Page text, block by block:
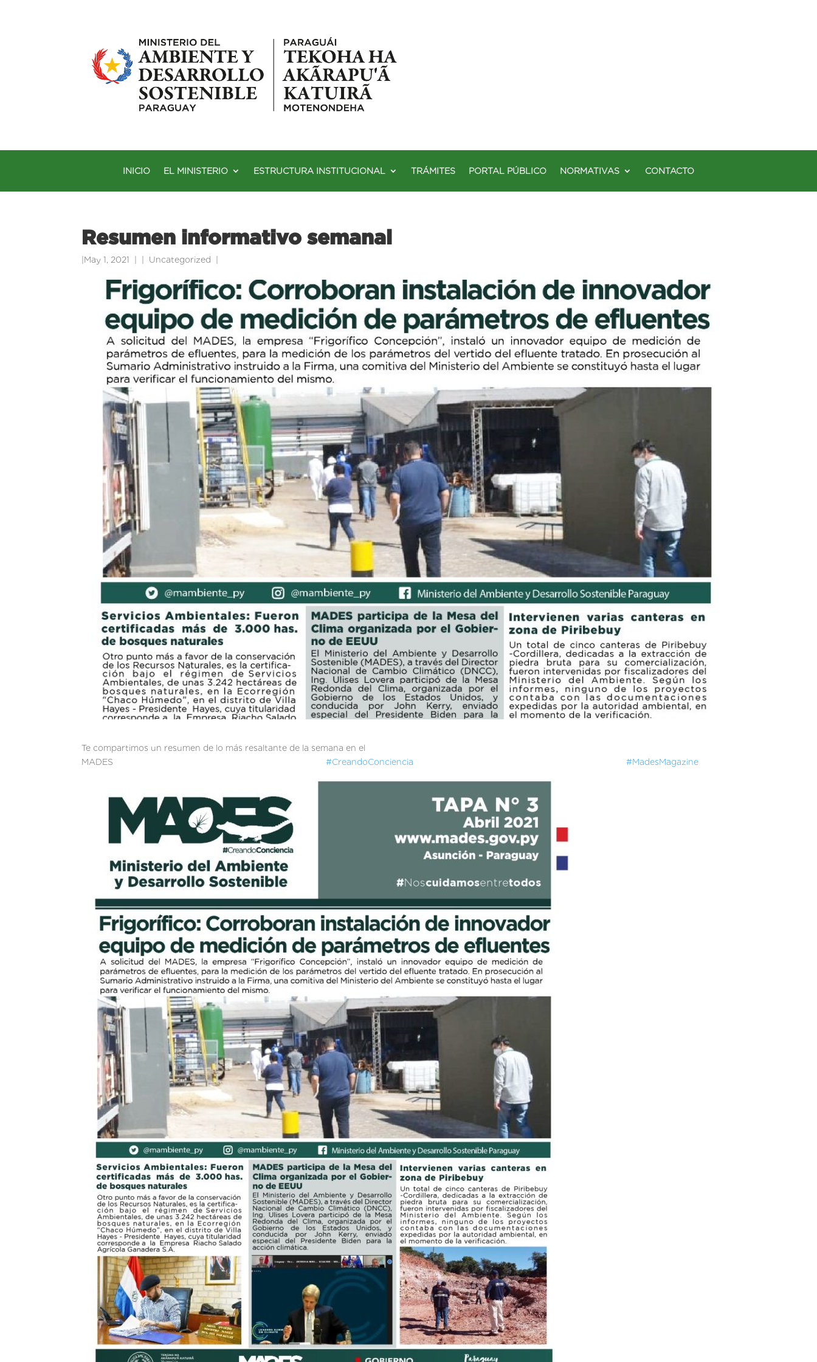
INICIO EL MINISTERIO ESTRUCTURA INSTITUCIONAL TRÁMITES PORTAL PÚBLICO NORMATIVAS CONTACTO
Resumen informativo semanal
May 1, 2021 Uncategorized
Te compartimos un resumen de lo más resaltante de la semana en el
MADES#CreandoConciencia #MadesMagazine